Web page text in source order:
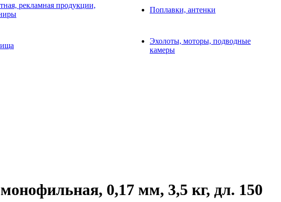
рекламная продукции,
Поплавки, антенки
Эхолоты, моторы, подводные
камеры
0,17 мм, 3,5 кг, дл. 150